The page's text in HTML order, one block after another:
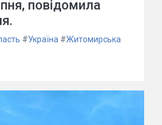
повідомила
#Україна #Житомирська